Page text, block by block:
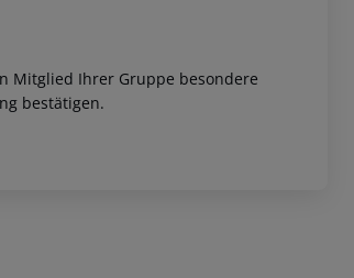
Mitglied Ihrer Gruppe besondere
bestätigen.